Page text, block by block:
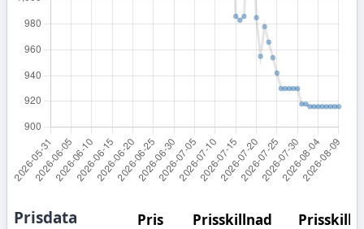
Prisdata Pris Prisskillnad